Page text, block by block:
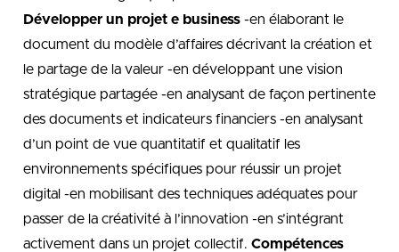
Développer un projet e business -en élaborant le
document du modèle d’affaires décrivant la création et
le partage de la valeur -en développant une vision
stratégique partagée -en analysant de façon pertinente
des documents et indicateurs financiers -en analysant
d’un point de vue quantitatif et qualitatif les
environnements spécifiques pour réussir un projet
digital -en mobilisant des techniques adéquates pour
passer de la créativité à l’innovation -en s’intégrant
activement dans un projet collectif. Compétences